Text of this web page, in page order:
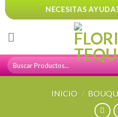
to
content
NECESITAS
Buscar
por:
INICIO /